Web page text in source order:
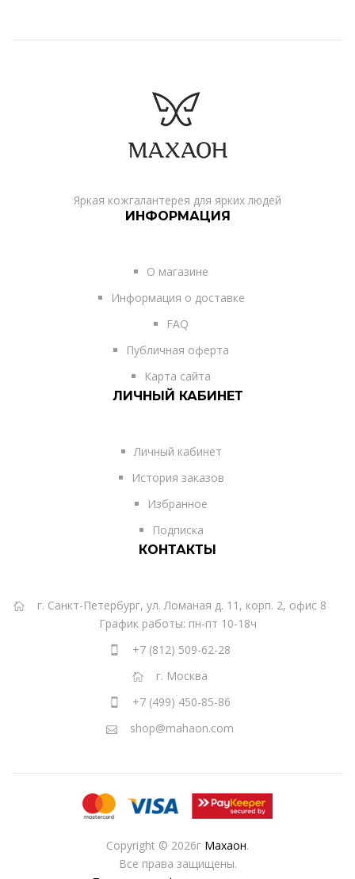
Яркая кожгалантерея для ярких людей
ИНФОРМАЦИЯ
О магазине
Информация о доставке
FAQ
Публичная оферта
Карта сайта
ЛИЧНЫЙ КАБИНЕТ
Личный кабинет
История заказов
Избранное
Подписка
КОНТАКТЫ
г. Санкт-Петербург, ул. Ломаная д. 11, корп. 2, офис 8
График работы: пн-пт 10-18ч
+7 (812) 509-62-28
г. Москва
+7 (499) 450-85-86
shop@mahaon.com
Copyright © 2026г Махаон.
Все права защищены.